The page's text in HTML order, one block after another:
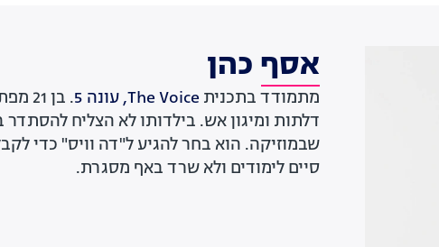
אסף כהן
מתמודד בתכנית The Voice, עונה 5
. בן
דלתות ומיגון אש. בילדותו לא הצליח
שבמוזיקה. הוא בחר להגיע ל"דה וויס" כדי
סיים לימודים ולא שרד באף מסגרת.